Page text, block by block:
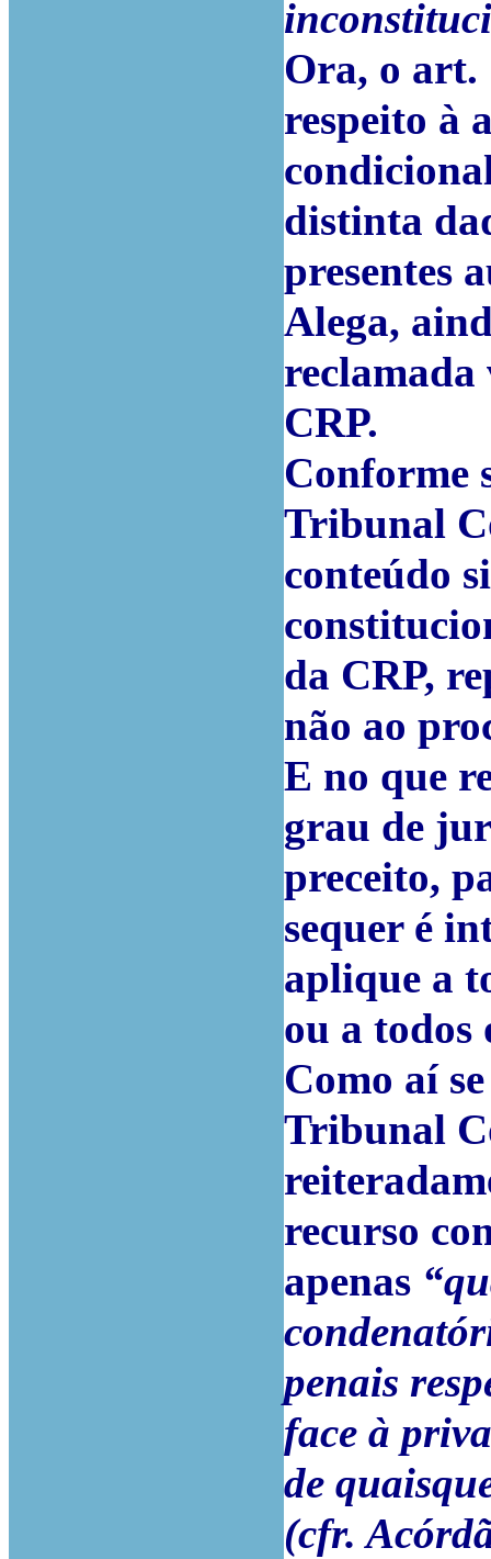
Ora, o art.
respeito à
distinta
presentes
Alega,
reclamada
CRP.
Conforme
Tribunal
conteúdo
da CRP,
não ao
E no que
grau de
preceito,
sequer é
aplique a
ou a todos
Como aí
Tribunal
recurso
apenas
penais
face à
de
(cfr.